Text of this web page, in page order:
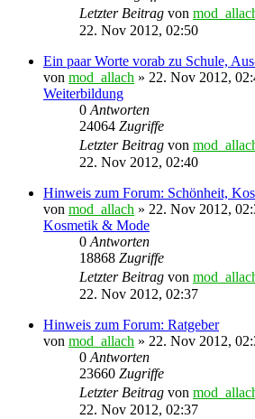
Letzter Beitrag von
22. Nov 2012, 02:50
Ein paar Worte vorab zu Schule,
von mod_allach » 22. Nov 2012,
Weiterbildung
0Antworten
24064 Zugriffe
Letzter Beitrag von
22. Nov 2012, 02:40
Hinweis zum Forum: Schönheit,
von mod_allach » 22. Nov 2012,
Kosmetik & Mode
0Antworten
18868 Zugriffe
Letzter Beitrag von
22. Nov 2012, 02:37
Hinweis zum Forum: Ratgeber
von mod_allach » 22. Nov 2012,
0Antworten
23660 Zugriffe
Letzter Beitrag von
22. Nov 2012, 02:37